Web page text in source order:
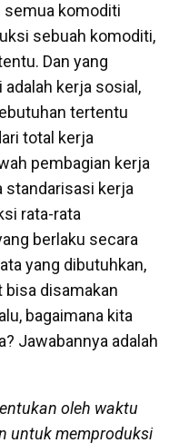
semua komoditi
sebuah komoditi,
Dan yang
kerja sosial,
tertentu
total kerja
pembagian kerja
standarisasi kerja
rata-rata
berlaku secara
yang dibutuhkan,
disamakan
bagaimana kita
Jawabannya adalah
oleh waktu
untuk memproduksi